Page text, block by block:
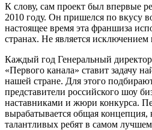
К слову, сам проект был впервые
2010 году. Он пришелся по вкусу
настоящее время эта франшиза
странах. Не является исключением
Каждый год Генеральный
«Первого канала» ставит задачу
нашей стране. Для этого
представители российского шоу
наставниками и жюри конкурса.
вырабатывается общая концепция,
талантливых ребят в самом